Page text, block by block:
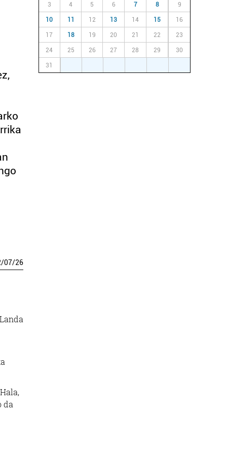
/07/26
da
3 4 5 6 7 8 9
10 11 12 13 14 15 16
17 18 19 20 21 22 23
24 25 26 27 28 29 30
31